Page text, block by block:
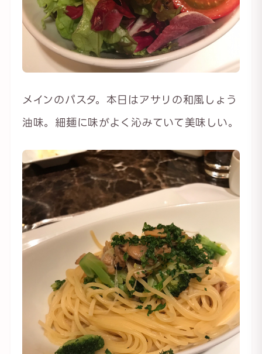
メインのパスタ。本日はアサリの和風しょう
油味。細麺に味がよく沁みていて美味しい。